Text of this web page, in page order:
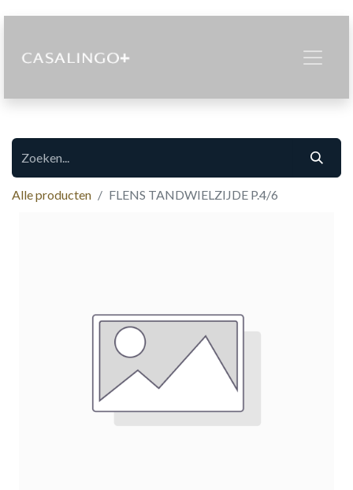
Alle producten FLENS TANDWIELZIJDE P.4/6